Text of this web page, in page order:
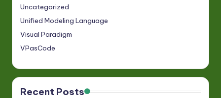
Uncategorized
Unified Modeling Language
Visual Paradigm
VPasCode
Recent Posts